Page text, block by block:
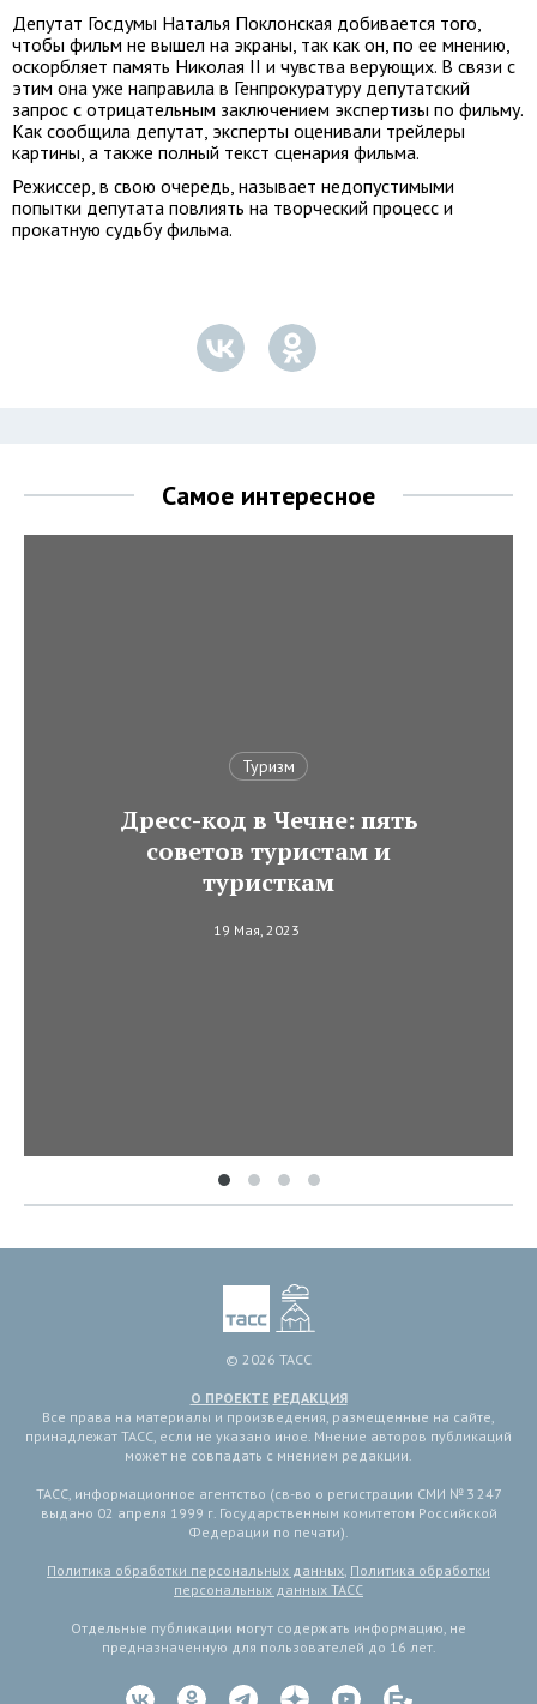
Депутат Госдумы Наталья Поклонская добивается того,
чтобы фильм не вышел на экраны, так как он, по ее мнению,
оскорбляет память Николая II и чувства верующих. В связи с
этим она уже направила в Генпрокуратуру депутатский
запрос с отрицательным заключением экспертизы по фильму.
Как сообщила депутат, эксперты оценивали трейлеры
картины, а также полный текст сценария фильма.
Режиссер, в свою очередь, называет недопустимыми
попытки депутата повлиять на творческий процесс и
прокатную судьбу фильма.
Самое интересное
Туризм
Дресс-код в Чечне: пять
советов туристам и
туристкам
19 Мая, 2023
© 2026 ТАСС
О ПРОЕКТЕ РЕДАКЦИЯ
Все права на материалы и произведения, размещенные на сайте,
принадлежат ТАСС, если не указано иное. Мнение авторов публикаций
может не совпадать с мнением редакции.
ТАСС, информационное агентство (св-во о регистрации СМИ № 3 247
выдано 02 апреля 1999 г. Государственным комитетом Российской
Федерации по печати).
Политика обработки персональных данных, Политика обработки
персональных данных ТАСС
Отдельные публикации могут содержать информацию, не
предназначенную для пользователей до 16 лет.